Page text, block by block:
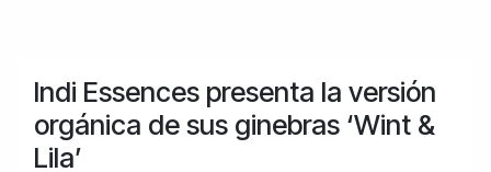
Indi Essences presenta la versión
orgánica de sus ginebras ‘Wint &
Lila’